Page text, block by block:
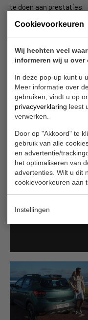
Cookievoorkeuren
Wij hechten veel
informeren wij u
In deze pop-up kunt u
Meer informatie over
gebruiken, vindt u op
privacyverklaring leest
verwerken.
Door op "Akkoord" te
gebruik van alle
en advertentie/
het optimaliseren van
advertenties. Wilt u dit
cookievoorkeuren aan
Instellingen
te doen aan prestaties.
Altijd Verbonden met
Het 8-inch
geeft je toegang tot
Apple CarPlay en
verbonden onderweg.
Proefrit aanvragen